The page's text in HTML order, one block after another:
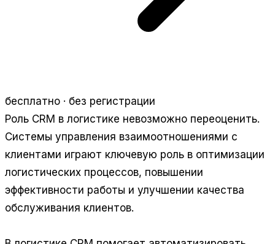
бесплатно · без регистрации
Роль CRM в логистике невозможно переоценить.
Системы управления взаимоотношениями с
клиентами играют ключевую роль в оптимизации
логистических процессов, повышении
эффективности работы и улучшении качества
обслуживания клиентов.